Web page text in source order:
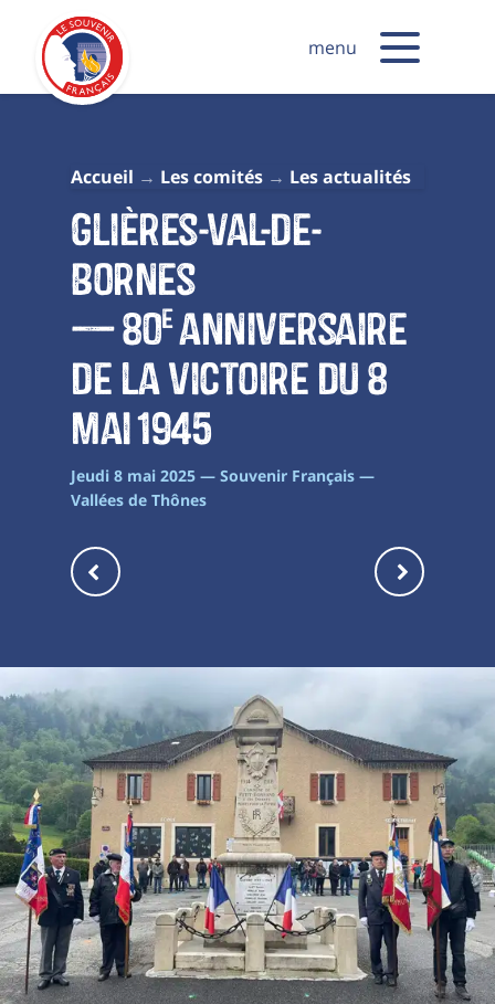
menu
Accueil Les comités Les actualités
Glières-Val-de-
Bornes
— 80eanniversaire
de la Victoire du 8
mai 1945
Jeudi 8 mai 2025 — Souvenir Français —
Vallées de Thônes